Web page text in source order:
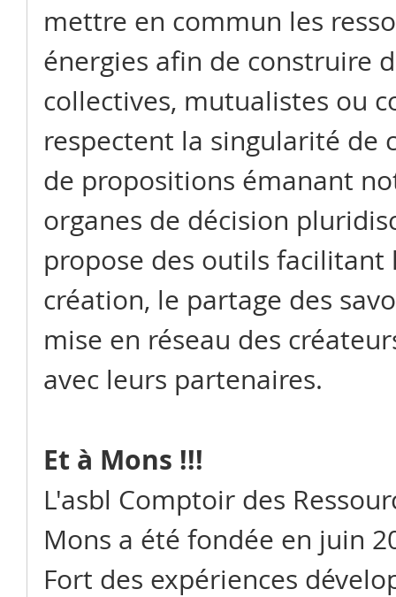
mettre en commun les
énergies afin de construire
collectives, mutualistes ou
respectent la singularité de
de propositions émanant
organes de décision
propose des outils facilitant
création, le partage des
mise en réseau des
avec leurs partenaires.
Et à Mons !!!
L'asbl Comptoir des
Mons a été fondée en juin
Fort des expériences